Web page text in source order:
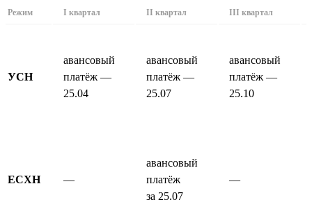
Режим I квартал II квартал III квартал
УСН
авансовый
платёж —
25.04
авансовый
платёж —
25.07
авансовый
платёж —
25.10
ЕСХН —
авансовый
платёж
за 25.07
—